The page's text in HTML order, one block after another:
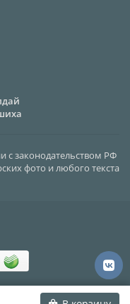
с законодательством РФ
фото и любого текста